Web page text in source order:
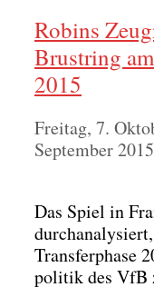
Robins
Brustring
2015
Freitag, 7.
September 2015
Das Spiel in
Trans­fer­pha­se
po­li­tik des VfB